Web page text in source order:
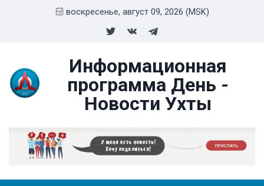
воскресенье, август 09, 2026 (MSK)
Информационная
программа День -
Новости Ухты